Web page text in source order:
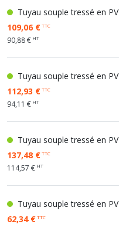
Tuyau souple tressé en
109,06 €TTC
90,88 € HT
Tuyau souple tressé en
112,93 €TTC
94,11 € HT
Tuyau souple tressé en
137,48 €TTC
114,57 € HT
Tuyau souple tressé en
62,34 €TTC